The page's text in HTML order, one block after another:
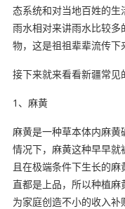
态系统和对当地百姓的
雨水相对来讲雨水比较
物，这是祖祖辈辈流传下
接下来就来看看新疆常见
1、麻黄
麻黄是一种草本体内麻
情况下，麻黄这种早早
且在极端条件下生长的
直都是上品，所以种植
为家庭创造不小的收入补